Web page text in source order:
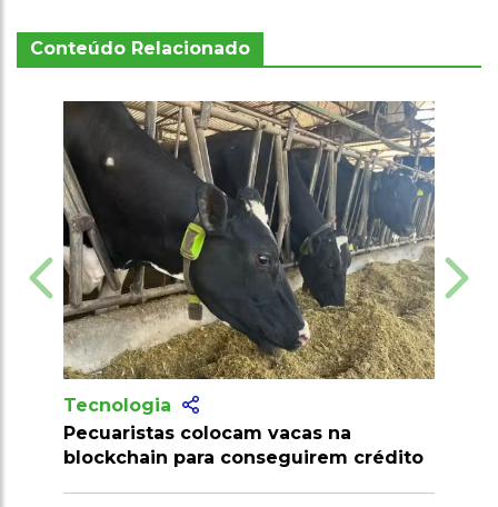
Conteúdo Relacionado
vacas na
crédito
Tecnologia
Produtores recebem mais de 10
milhões de doses de vacinas